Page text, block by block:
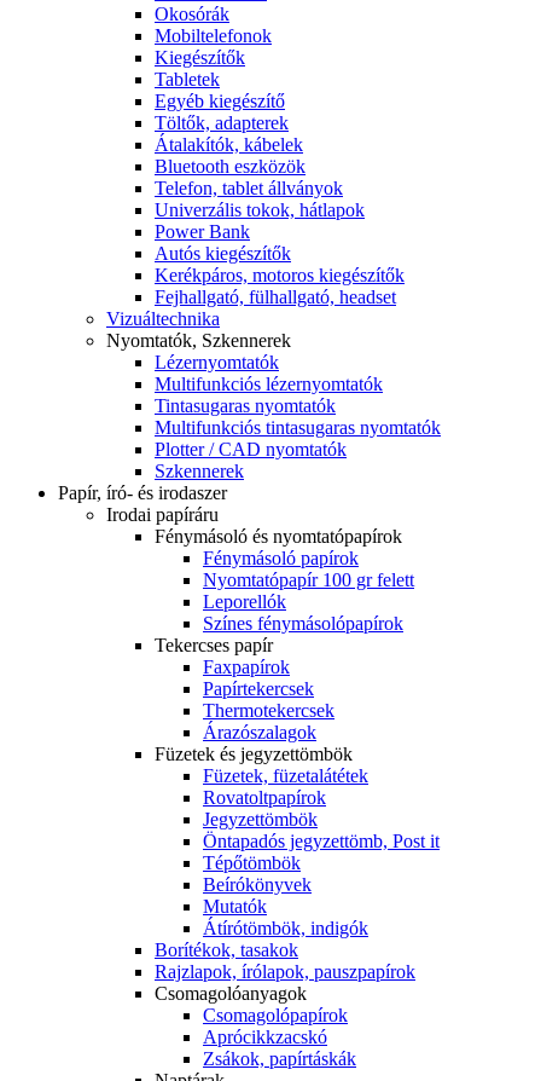
Okosórák
Mobiltelefonok
Kiegészítők
Tabletek
Egyéb kiegészítő
Töltők, adapterek
Átalakítók, kábelek
Bluetooth eszközök
Telefon, tablet állványok
Univerzális tokok, hátlapok
Power Bank
Autós kiegészítők
Kerékpáros, motoros kiegészítők
Fejhallgató, fülhallgató, headset
Vizuáltechnika
Nyomtatók, Szkennerek
Lézernyomtatók
Multifunkciós lézernyomtatók
Tintasugaras nyomtatók
Multifunkciós tintasugaras nyomtatók
Plotter / CAD nyomtatók
Szkennerek
Papír, író- és irodaszer
Irodai papíráru
Fénymásoló és nyomtatópapírok
Fénymásoló papírok
Nyomtatópapír 100 gr felett
Leporellók
Színes fénymásolópapírok
Tekercses papír
Faxpapírok
Papírtekercsek
Thermotekercsek
Árazószalagok
Füzetek és jegyzettömbök
Füzetek, füzetalátétek
Rovatoltpapírok
Jegyzettömbök
Öntapadós jegyzettömb, Post it
Tépőtömbök
Beírókönyvek
Mutatók
Átírótömbök, indigók
Borítékok, tasakok
Rajzlapok, írólapok, pauszpapírok
Csomagolóanyagok
Csomagolópapírok
Aprócikkzacskó
Zsákok, papírtáskák